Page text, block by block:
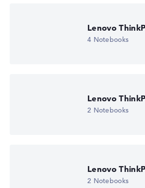
Lenovo
4 Notebooks
Lenovo
2 Notebooks
Lenovo
2 Notebooks